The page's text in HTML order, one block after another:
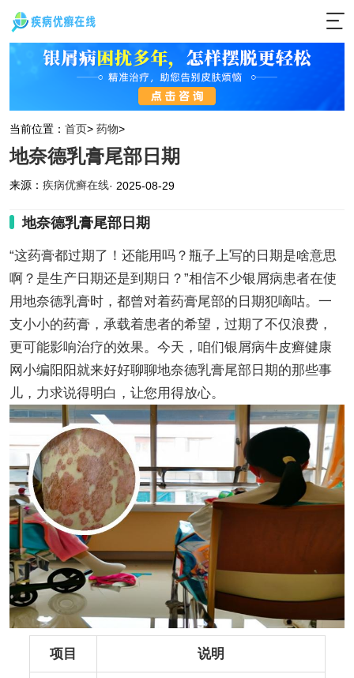
当前位置： 首页> 药物>
地奈德乳膏尾部日期
来源： 疾病优癣在线· 2025-08-29
地奈德乳膏尾部日期
“这药膏都过期了！还能用吗？瓶子上写的日期是啥意思
啊？是生产日期还是到期日？”相信不少银屑病患者在使
用地奈德乳膏时，都曾对着药膏尾部的日期犯嘀咕。一
支小小的药膏，承载着患者的希望，过期了不仅浪费，
更可能影响治疗的效果。今天，咱们银屑病牛皮癣健康
网小编阳阳就来好好聊聊地奈德乳膏尾部日期的那些事
儿，力求说得明白，让您用得放心。
项目 说明